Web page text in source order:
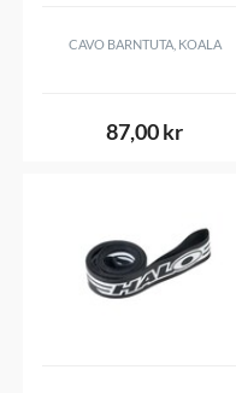
CAVO BARNTUTA, KOALA
87,00 kr